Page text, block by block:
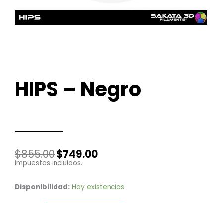
HIPS – Negro
$855.00El
precio
era:
$749.00El
es:
Impuestos incluidos.
Disponibilidad: Hay existencias
HIPS